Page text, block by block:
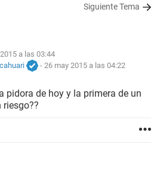
Siguiente Tema
a las 03:44
- 26 may 2015 a las 04:22
pidora de hoy y la primera de un
riesgo??